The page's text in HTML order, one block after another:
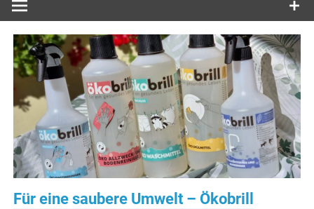
Für eine saubere Umwelt – Ökobrill